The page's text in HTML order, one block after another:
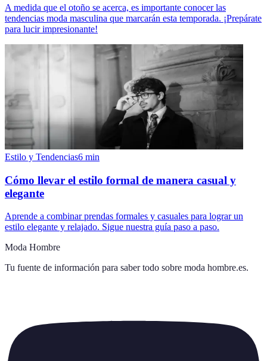
A medida que el otoño se acerca, es importante conocer las
tendencias moda masculina que marcarán esta temporada. ¡Prepárate
para lucir impresionante!
Estilo y Tendencias6 min
Cómo llevar el estilo formal de manera casual y
elegante
Aprende a combinar prendas formales y casuales para lograr un
estilo elegante y relajado. Sigue nuestra guía paso a paso.
Moda Hombre
Tu fuente de información para saber todo sobre moda hombre.es.